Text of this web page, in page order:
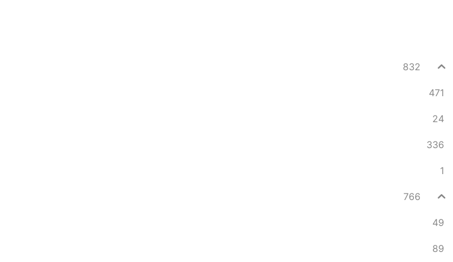
832
471
24
336
1
766
49
89